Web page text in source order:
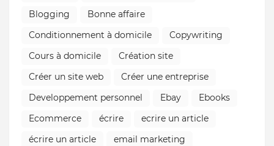
Blogging
Bonne affaire
Conditionnement à domicile
Copywriting
Cours à domicile
Création site
Créer un site web
Créer une entreprise
Developpement personnel
Ebay
Ebooks
Ecommerce
écrire
ecrire un article
écrire un article
email marketing